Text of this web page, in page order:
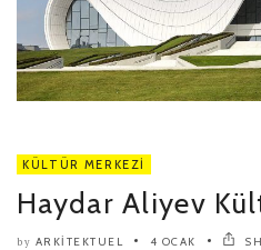
KÜLTÜR MERKEZI
Haydar Aliyev
by ARKITEKTUEL 4 OCAK